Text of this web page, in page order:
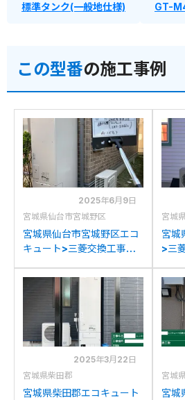
標準タンク(一般地仕様) GT-
この型番の施工事例
2025年6月9日
宮城県仙台市宮城野区
宮城県仙台市宮城野区エコ
キュート>三菱交換工事施
HPT46W5から三菱SRT-
S466Uへの交換
宮城
宮城
>三
三菱
2025年3月22日
宮城県柴田郡
宮城県柴田郡エコキュート
宮城
宮城